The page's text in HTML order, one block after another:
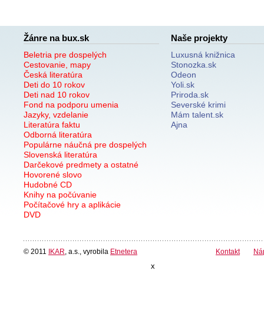
Žánre na bux.sk
Beletria pre dospelých
Cestovanie, mapy
Česká literatúra
Deti do 10 rokov
Deti nad 10 rokov
Fond na podporu umenia
Jazyky, vzdelanie
Literatúra faktu
Odborná literatúra
Populárne náučná pre dospelých
Slovenská literatúra
Darčekové predmety a ostatné
Hovorené slovo
Hudobné CD
Knihy na počúvanie
Počítačové hry a aplikácie
DVD
Naše projekty
Luxusná knižnica
Stonozka.sk
Odeon
Yoli.sk
Priroda.sk
Severské krimi
Mám talent.sk
Ajna
© 2011 IKAR , a.s., vyrobila Etnetera Kontakt
x